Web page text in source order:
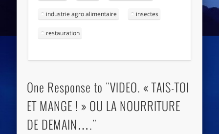
industrie agro alimentaire insectes
restauration
One Response to "VIDEO. « TAIS-TOI
ET MANGE ! » OU LA NOURRITURE
DE DEMAIN…."